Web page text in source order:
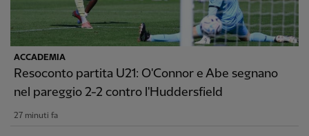
ACCADEMIA
Resoconto partita U21: O'Connor e Abe segnano
nel pareggio 2-2 contro l'Huddersfield
27 minuti fa